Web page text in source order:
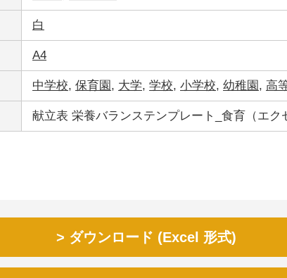
白
A4
中学校, 保育園, 大学, 学校, 小学校, 幼稚園, 高
献立表 栄養バランステンプレート_食育（エク
ダウンロード (Excel 形式)